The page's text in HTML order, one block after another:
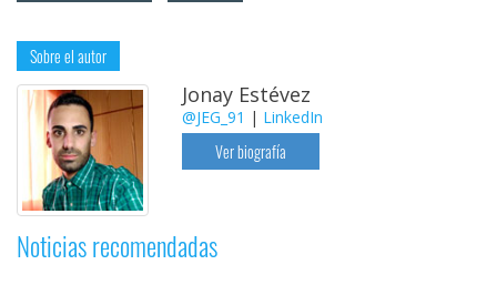
Sobre el autor
Jonay Estévez
@JEG_91 | LinkedIn
Ver biografía
Noticias recomendadas